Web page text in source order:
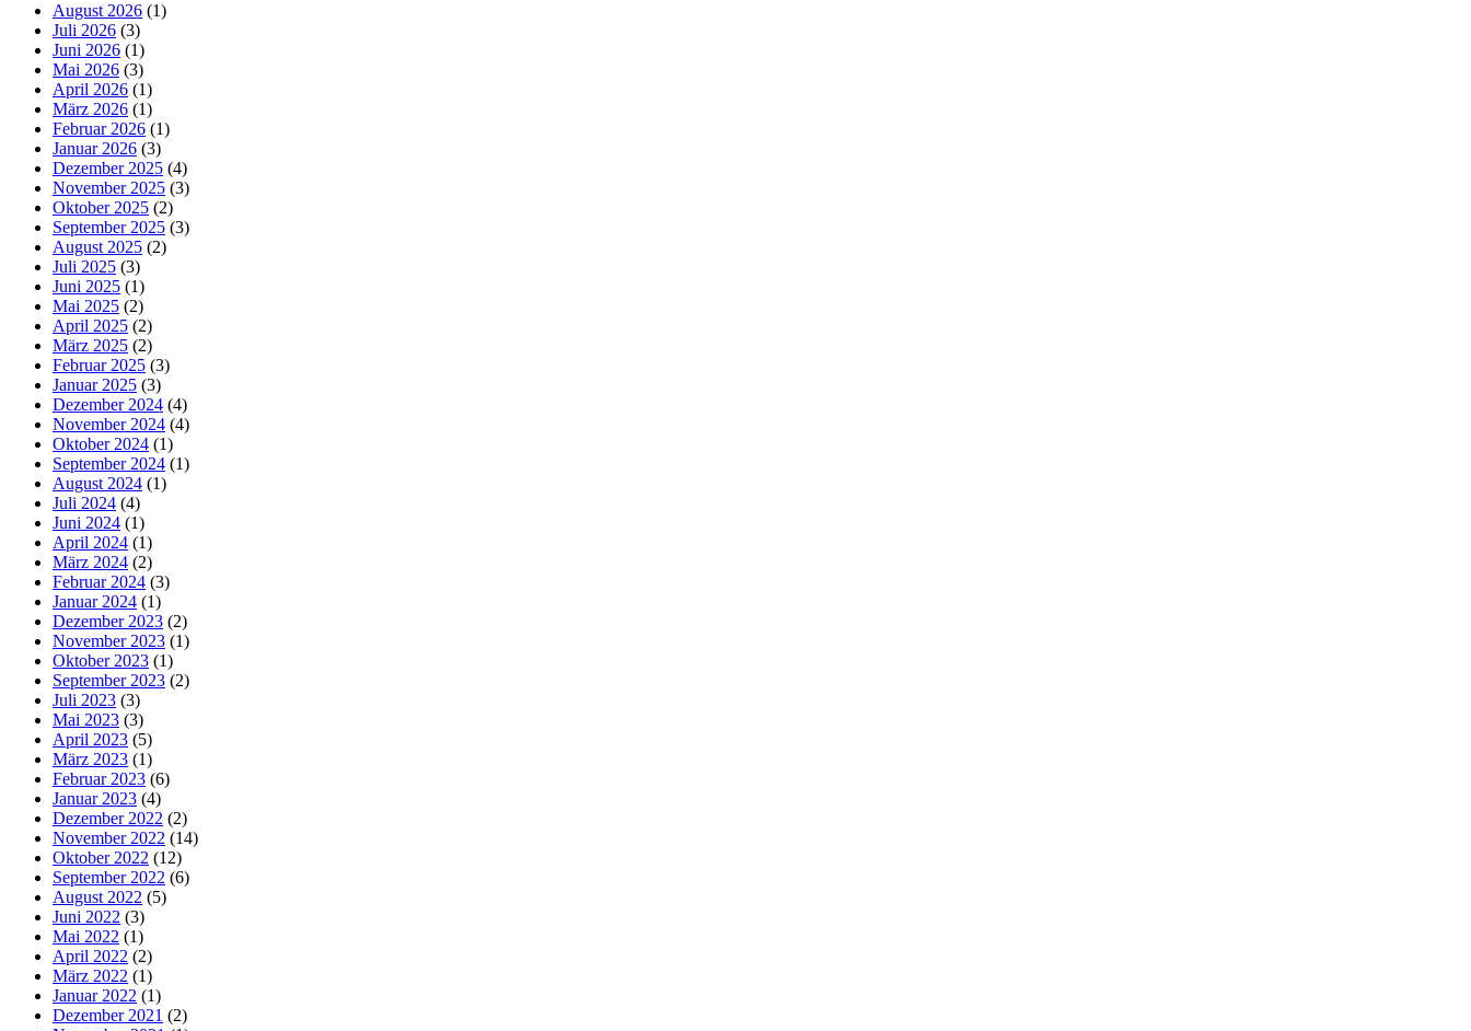
August 2026 (1)
Juli 2026 (3)
Juni 2026 (1)
Mai 2026 (3)
April 2026 (1)
März 2026 (1)
Februar 2026 (1)
Januar 2026 (3)
Dezember 2025 (4)
November 2025 (3)
Oktober 2025 (2)
September 2025 (3)
August 2025 (2)
Juli 2025 (3)
Juni 2025 (1)
Mai 2025 (2)
April 2025 (2)
März 2025 (2)
Februar 2025 (3)
Januar 2025 (3)
Dezember 2024 (4)
November 2024 (4)
Oktober 2024 (1)
September 2024 (1)
August 2024 (1)
Juli 2024 (4)
Juni 2024 (1)
April 2024 (1)
März 2024 (2)
Februar 2024 (3)
Januar 2024 (1)
Dezember 2023 (2)
November 2023 (1)
Oktober 2023 (1)
September 2023 (2)
Juli 2023 (3)
Mai 2023 (3)
April 2023 (5)
März 2023 (1)
Februar 2023 (6)
Januar 2023 (4)
Dezember 2022 (2)
November 2022 (14)
Oktober 2022 (12)
September 2022 (6)
August 2022 (5)
Juni 2022 (3)
Mai 2022 (1)
April 2022 (2)
März 2022 (1)
Januar 2022 (1)
Dezember 2021 (2)